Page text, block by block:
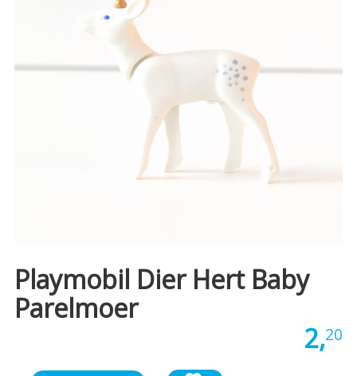
Playmobil Dier Hert Baby
Parelmoer
2,20